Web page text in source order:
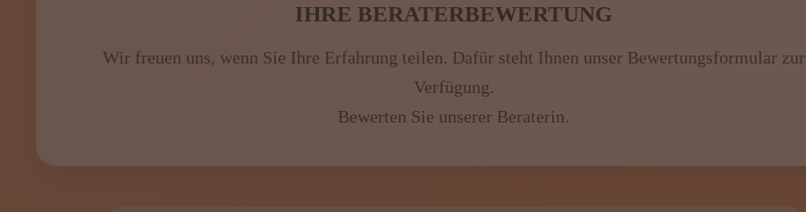
IHRE BERATERBEWERTUNG
Wir freuen uns, wenn Sie Ihre Erfahrung teilen. Dafür steht Ihnen unser Bewertungsformular zur
Verfügung.
Bewerten Sie unserer Beraterin.